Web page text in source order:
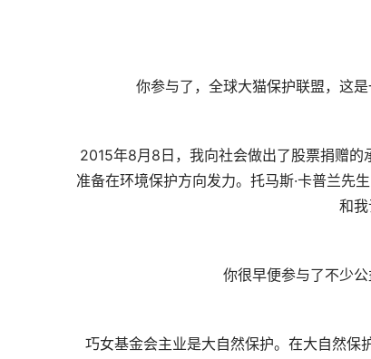
你参与了，全球大猫保护联盟，这
2015年8月8日，我向社会做出了股票捐赠的
准备在环境保护方向发力。托马斯·卡普兰先
和我
你很早便参与了不少
巧女基金会主业是大自然保护。在大自然保